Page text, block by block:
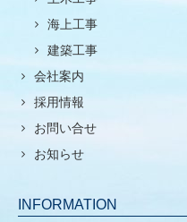
海上工事
建築工事
会社案内
採用情報
お問い合せ
お知らせ
INFORMATION